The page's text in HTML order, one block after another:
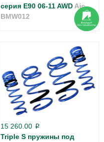
серия E90 06-11 AWD Ajc-
BMW012
15 260.00 p
Triple S пружины под